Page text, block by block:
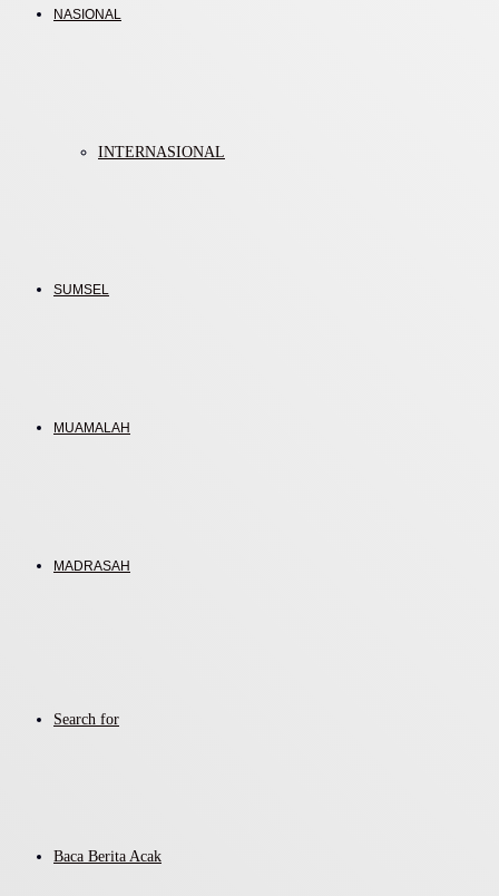
NASIONAL
INTERNASIONAL
SUMSEL
MUAMALAH
MADRASAH
Search for
Baca Berita Acak